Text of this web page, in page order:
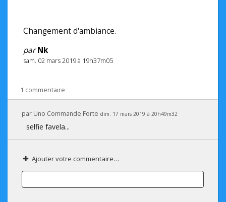
Changement d'ambiance.
parNk
sam. 02 mars 2019 à 19h37m05
1 commentaire
par Uno Commande Forte dim. 17 mars 2019 à 20h49m32
selfie favela...
Ajouter votre commentaire…